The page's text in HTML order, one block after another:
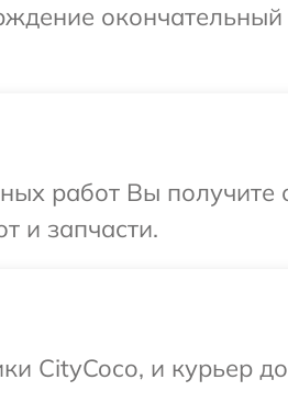
окончательный
работ Вы
и запчасти.
CityCoco, и курьер